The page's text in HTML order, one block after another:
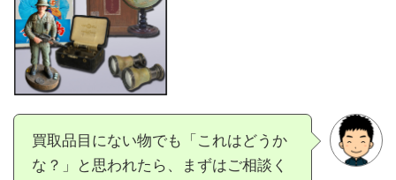
買取品目にない物でも「これはどうか
な？」と思われたら、まずはご相談く